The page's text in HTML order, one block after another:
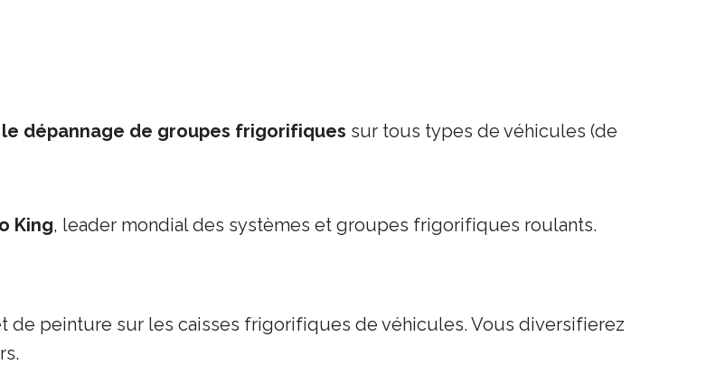
le dépannage de groupes frigorifiques sur tous types de véhicules (de
King, leader mondial des systèmes et groupes frigorifiques roulants.
de peinture sur les caisses frigorifiques de véhicules. Vous diversifierez